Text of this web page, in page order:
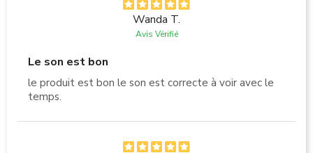
Wanda T.
Avis Vérifié
Le son est bon
le produit est bon le son est correcte à voir avec le
temps.